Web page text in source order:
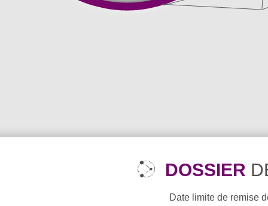
DOSSIER
Date limite de remise